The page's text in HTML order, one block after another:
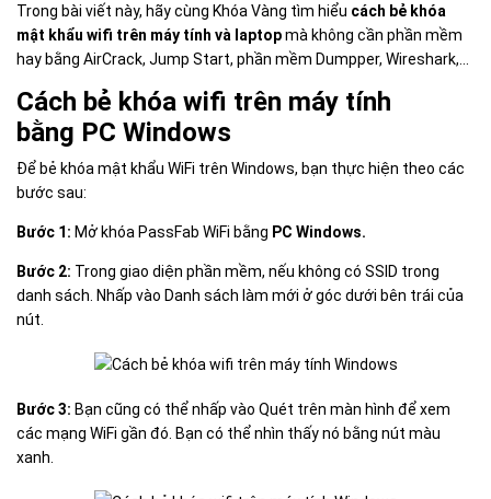
Trong bài viết này, hãy cùng Khóa Vàng tìm hiểu cách bẻ khóa
mật khẩu wifi trên máy tính và laptopmà không cần phần mềm
hay bằng AirCrack, Jump Start, phần mềm Dumpper, Wireshark,...
Cách bẻ khóa wifi trên máy tính
bằng PC Windows
Để bẻ khóa mật khẩu WiFi trên Windows, bạn thực hiện theo các
bước sau:
Bước 1: Mở khóa PassFab WiFi bằng PC Windows.
Bước 2: Trong giao diện phần mềm, nếu không có SSID trong
danh sách. Nhấp vào Danh sách làm mới ở góc dưới bên trái của
nút.
Bước 3: Bạn cũng có thể nhấp vào Quét trên màn hình để xem
các mạng WiFi gần đó. Bạn có thể nhìn thấy nó bằng nút màu
xanh.